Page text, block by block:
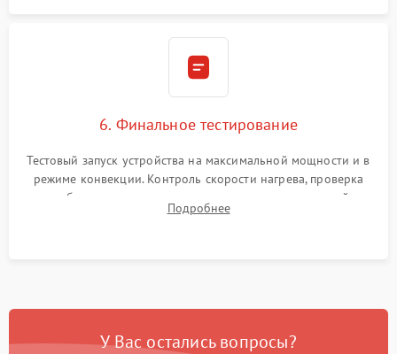
6. Финальное тестирование
Тестовый запуск устройства на максимальной мощности и в
режиме конвекции. Контроль скорости нагрева, проверка
срабатывания термостата при достижении заданной
температуры и тест на отсутствие утечек тока.
Подробнее
У Вас остались вопросы?